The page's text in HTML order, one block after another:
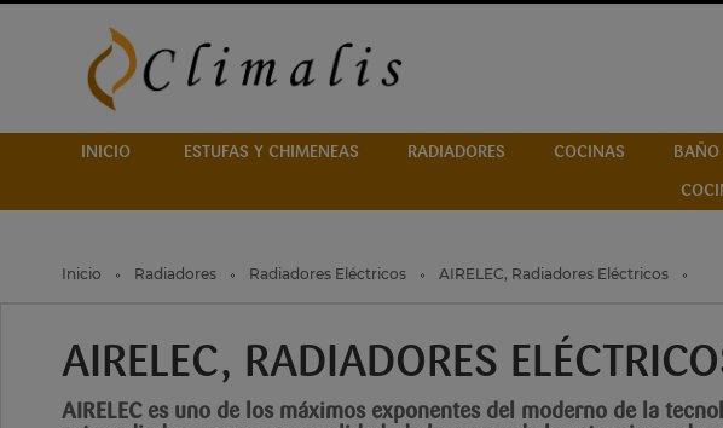
INICIO ESTUFAS Y CHIMENEAS RADIADORES COCINAS BAÑO
Inicio Radiadores Radiadores Eléctricos AIRELEC, Radiadores Eléctricos
AIRELEC, RADIADORES
AIRELEC es uno de los máximos exponentes del moderno de la